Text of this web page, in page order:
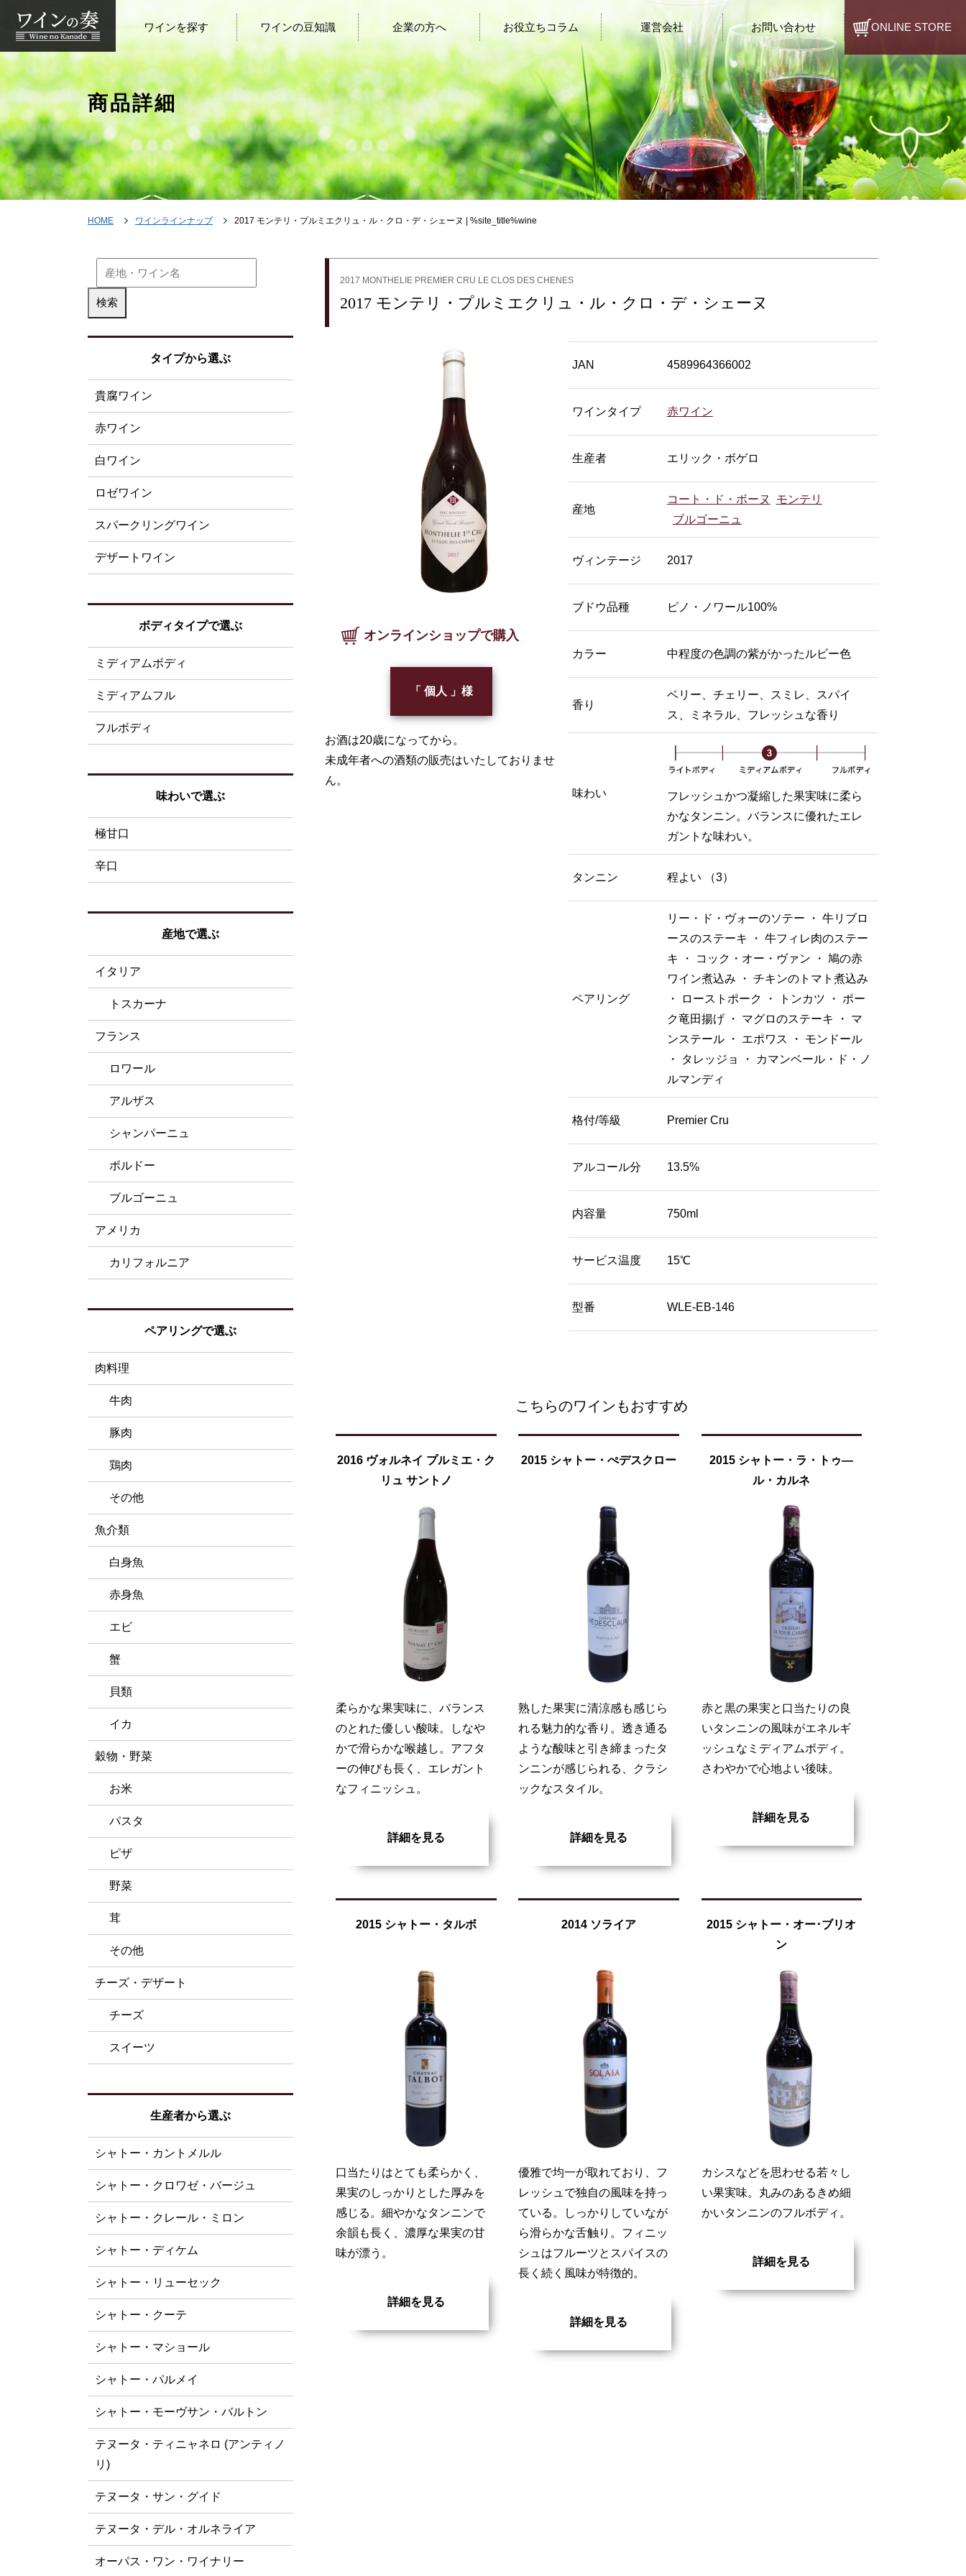
ワインを探す ワインの豆知識 企業の方へ お役立ちコラム 運営会社 お問い合わせ ONLINE STORE
商品詳細
HOME ワインラインナップ 2017 モンテリ・プルミエクリュ・ル・クロ・デ・シェーヌ | %site_title%wine
2017 MONTHELIE PREMIER CRU LE CLOS DES CHENES
2017 モンテリ・プルミエクリュ・ル・クロ・デ・シェーヌ
オンラインショップで購入
「 個人 」様
お酒は20歳になってから。
未成年者への酒類の販売はいたしておりませ
ん。
JAN 4589964366002
ワインタイプ 赤ワイン
生産者 エリック・ボゲロ
産地
コート・ド・ボーヌ
モンテリ
ブルゴーニュ
ヴィンテージ 2017
ブドウ品種 ピノ・ノワール100%
カラー 中程度の色調の紫がかったルビー色
香り
ベリー、チェリー、スミレ、スパイ
ス、ミネラル、フレッシュな香り
味わい
フレッシュかつ凝縮した果実味に柔ら
かなタンニン。バランスに優れたエレ
ガントな味わい。
タンニン 程よい （3）
ペアリング
リー・ド・ヴォーのソテー ・ 牛リブロ
ースのステーキ ・ 牛フィレ肉のステー
キ ・ コック・オー・ヴァン ・ 鳩の赤
ワイン煮込み ・ チキンのトマト煮込み
・ ローストポーク ・ トンカツ ・ ポー
ク竜田揚げ ・ マグロのステーキ ・ マ
ンステール ・ エポワス ・ モンドール
・ タレッジョ ・ カマンベール・ド・ノ
ルマンディ
格付/等級 Premier Cru
アルコール分 13.5%
内容量 750ml
サービス温度 15℃
型番 WLE-EB-146
こちらのワインもおすすめ
2016 ヴォルネイ プルミエ・ク
リュ サントノ
柔らかな果実味に、バランス
のとれた優しい酸味。しなや
かで滑らかな喉越し。アフタ
ーの伸びも長く、エレガント
なフィニッシュ。
詳細を見る
2015 シャトー・ぺデスクロー
熟した果実に清涼感も感じら
れる魅力的な香り。透き通る
ような酸味と引き締まったタ
ンニンが感じられる、クラシ
ックなスタイル。
詳細を見る
2015 シャトー・ラ・トゥ―
ル・カルネ
赤と黒の果実と口当たりの良
いタンニンの風味がエネルギ
ッシュなミディアムボディ。
さわやかで心地よい後味。
詳細を見る
2015 シャトー・タルボ
口当たりはとても柔らかく、
果実のしっかりとした厚みを
感じる。細やかなタンニンで
余韻も長く、濃厚な果実の甘
味が漂う。
詳細を見る
2014 ソライア
優雅で均一が取れており、フ
レッシュで独自の風味を持っ
ている。しっかりしていなが
ら滑らかな舌触り。フィニッ
シュはフルーツとスパイスの
長く続く風味が特徴的。
詳細を見る
2015 シャトー・オー･ブリオ
ン
カシスなどを思わせる若々し
い果実味。丸みのあるきめ細
かいタンニンのフルボディ。
詳細を見る
タイプから選ぶ
貴腐ワイン
赤ワイン
白ワイン
ロゼワイン
スパークリングワイン
デザートワイン
ボディタイプで選ぶ
ミディアムボディ
ミディアムフル
フルボディ
味わいで選ぶ
極甘口
辛口
産地で選ぶ
イタリア
トスカーナ
フランス
ロワール
アルザス
シャンパーニュ
ボルドー
ブルゴーニュ
アメリカ
カリフォルニア
ペアリングで選ぶ
肉料理
牛肉
豚肉
鶏肉
その他
魚介類
白身魚
赤身魚
エビ
蟹
貝類
イカ
穀物・野菜
お米
パスタ
ピザ
野菜
茸
その他
チーズ・デザート
チーズ
スイーツ
生産者から選ぶ
シャトー・カントメルル
シャトー・クロワゼ・バージュ
シャトー・クレール・ミロン
シャトー・ディケム
シャトー・リューセック
シャトー・クーテ
シャトー・マショール
シャトー・パルメイ
シャトー・モーヴサン・バルトン
テヌータ・ティニャネロ (アンティノ
リ)
テヌータ・サン・グイド
テヌータ・デル・オルネライア
オーパス・ワン・ワイナリー